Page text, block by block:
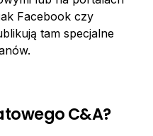
Facebook czy
tam specjalne
C&A?